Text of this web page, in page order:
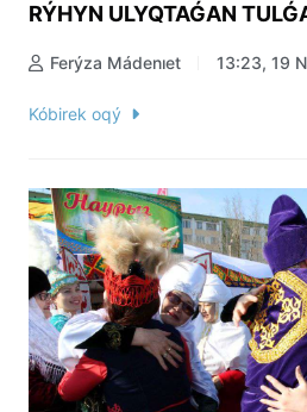
RÝHYN ULYQTAǴAN
Ferýza Mádenıet 13:23, 19
Kóbirek oqý